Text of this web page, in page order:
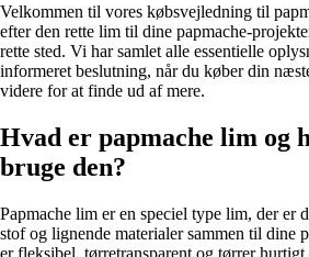
Velkommen til vores købsvejledning til
efter den rette lim til dine papmache-
rette sted. Vi har samlet alle essentielle
informeret beslutning, når du køber din
videre for at finde ud af mere.
Hvad er papmache lim og
bruge den?
Papmache lim er en speciel type lim, der er
stof og lignende materialer sammen til dine
er fleksibel, tørretransparent og tørrer